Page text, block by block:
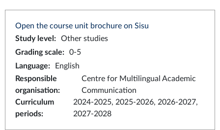
Open the course unit brochure on Sisu
Study level :
Other studies
Grading scale:
0-5
Language:
English
Responsible
organisation:
Centre for Multilingual Academic
Communication
Curriculum
periods:
2024-2025, 2025-2026, 2026-2027,
2027-2028